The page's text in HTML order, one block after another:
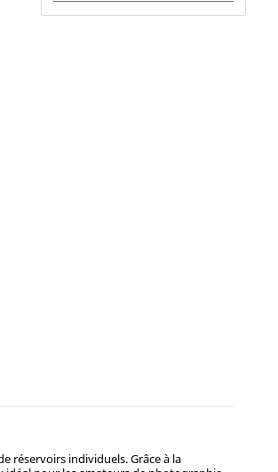
réservoirs individuels. Grâce à la